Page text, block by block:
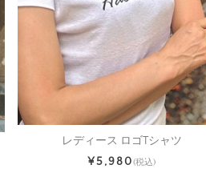
レディース ロゴTシャツ
¥5,980(税込)